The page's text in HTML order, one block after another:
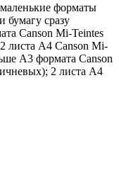
форматы
бумагу сразу
Canson Mi-Teintes
листа А4 Canson Mi-
А3 формата Canson
2 листа А4